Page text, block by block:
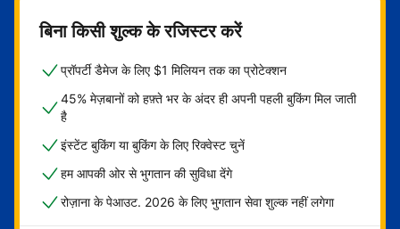
बिना किसी शुल्क के रजिस्टर करें
प्रॉपर्टी डैमेज के लिए $1 मिलियन तक का प्रोटेक्शन
45% मेज़बानों को हफ़्ते भर के अंदर ही अपनी पहली बुकिंग मिल जाती
है
इंस्टेंट बुकिंग या बुकिंग के लिए रिक्वेस्ट चुनें
हम आपकी ओर से भुगतान की सुविधा देंगे
रोज़ाना के पेआउट. 2026 के लिए भुगतान सेवा शुल्क नहीं लगेगा